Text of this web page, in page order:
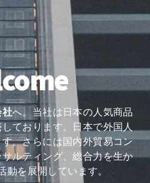
社へ。当社は日本の人気商品
ております。日本で外国人
。さらには国内外貿易コン
ルティング、総合力を生か
動を展開しています。